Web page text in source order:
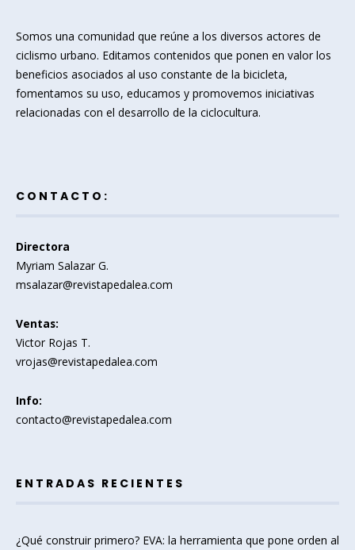
Somos una comunidad que reúne a los diversos actores de
ciclismo urbano. Editamos contenidos que ponen en valor los
beneficios asociados al uso constante de la bicicleta,
fomentamos su uso, educamos y promovemos iniciativas
relacionadas con el desarrollo de la ciclocultura.
CONTACTO:
Directora
Myriam Salazar G.
msalazar@revistapedalea.com
Ventas:
Victor Rojas T.
vrojas@revistapedalea.com
Info:
contacto@revistapedalea.com
ENTRADAS RECIENTES
¿Qué construir primero? EVA: la herramienta que pone orden al